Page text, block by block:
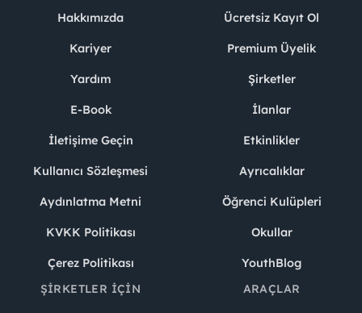
Hakkımızda
Kariyer
Yardım
E-Book
İletişime Geçin
Kullanıcı Sözleşmesi
Aydınlatma Metni
KVKK Politikası
Çerez Politikası
Ücretsiz Kayıt Ol
Premium Üyelik
Şirketler
İlanlar
Etkinlikler
Ayrıcalıklar
Öğrenci Kulüpleri
Okullar
YouthBlog
ŞIRKETLER İÇIN
ARAÇLAR